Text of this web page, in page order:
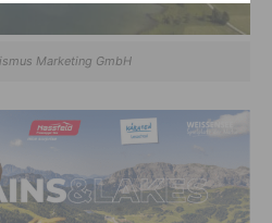
Marketing GmbH